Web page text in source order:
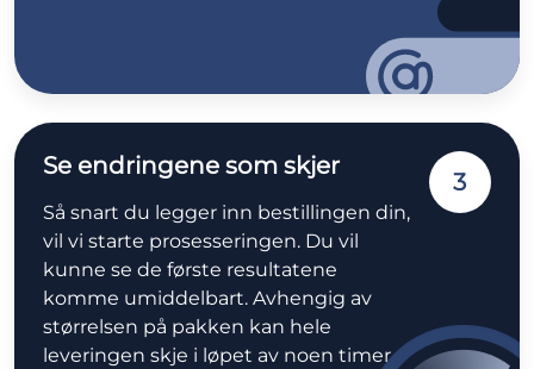
Se endringene som skjer
Så snart du legger inn bestillingen din,
vil vi starte prosesseringen. Du vil
kunne se de første resultatene
komme umiddelbart. Avhengig av
størrelsen på pakken kan hele
leveringen skje i løpet av noen timer
3